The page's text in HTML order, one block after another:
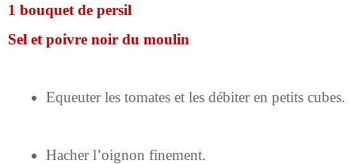
1 bouquet de persil
Sel et poivre noir du moulin
Equeuter les tomates et les débiter en petits cubes.
Hacher l’oignon finement.